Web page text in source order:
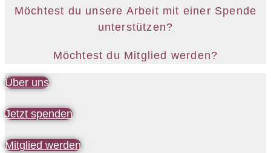
Möchtest du unsere Arbeit mit einer Spende
unterstützen?
Möchtest du Mitglied werden?
Über uns
Jetzt spenden
Mitglied werden